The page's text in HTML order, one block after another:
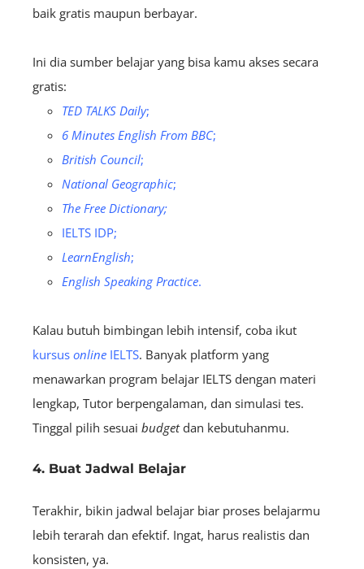
baik gratis maupun berbayar.
Ini dia sumber belajar yang bisa kamu akses secara
gratis:
TED TALKS Daily;
6 Minutes English From BBC;
British Council;
National Geographic;
The Free Dictionary;
IELTS IDP;
LearnEnglish;
English Speaking Practice.
Kalau butuh bimbingan lebih intensif, coba ikut
kursus online IELTS. Banyak platform yang
menawarkan program belajar IELTS dengan materi
lengkap, Tutor berpengalaman, dan simulasi tes.
Tinggal pilih sesuai budgetdan kebutuhanmu.
4. Buat Jadwal Belajar
Terakhir, bikin jadwal belajar biar proses belajarmu
lebih terarah dan efektif. Ingat, harus realistis dan
konsisten, ya.